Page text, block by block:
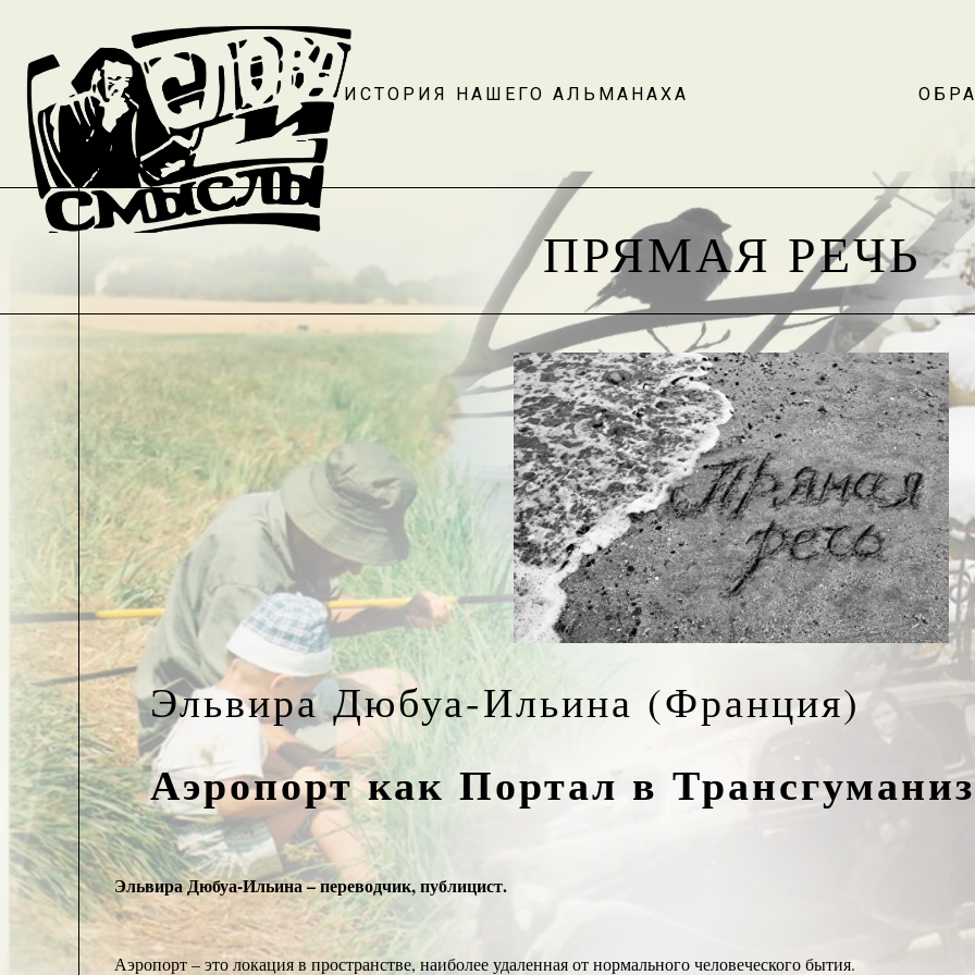
ИСТОРИЯ НАШЕГО АЛЬМАНАХА
ПРЯМАЯ РЕЧЬ
Эльвира Дюбуа-Ильина (Франция)
Аэропорт как Портал в
Эльвира Дюбуа-Ильина – переводчик, публицист.
Аэропорт – это локация в пространстве, наиболее удаленная от нормального человеческого бытия.